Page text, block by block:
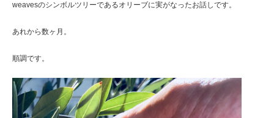
weavesのシンボルツリーであるオリーブに実がなったお話しです。
あれから数ヶ月。
順調です。